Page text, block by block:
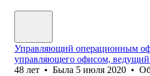
Управляющий операционным
управляющего офисом, ведущий
48 лет • Была 5 июля 2020 •